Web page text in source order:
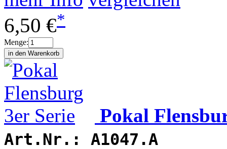
6,50 €*
Menge:
Pokal
Art.Nr.: A1047.A